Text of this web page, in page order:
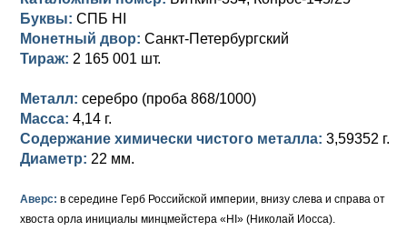
Памятные и донативные
Памятные и донативные
Для Финляндии
Памятные и донативные
Для Грузии
Русско-Польские
Для Польши
Серебро
Медь
Для Грузии
Для Польши
Серебро
Медь
Екатерина II (1762-1796)
Золото
Серебро
Медь
Для Молдавии и Валахии
Петр III (1762)
Елизавета I (1741-1762)
Золото
Медь
Иоанн Антонович (1740-1741)
Петр II (1727-1730)
Буквы: СПБ HI
Монетный двор: Санкт-Петербургский
Тираж: 2 165 001 шт.
Металл: серебро (проба 868/1000)
Масса: 4,14 г.
Содержание химически чистого металла: 3,59352 г.
Диаметр: 22 мм.
Аверс: в середине Герб Российской империи, внизу слева и справа от
хвоста орла инициалы минцмейстера «HI» (Николай Иосса).